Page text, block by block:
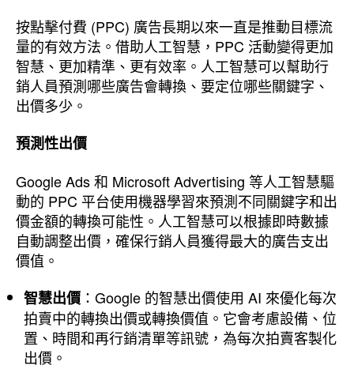
按點擊付費 (PPC) 廣告長期以來一直是推動目標流
量的有效方法。借助人工智慧，PPC 活動變得更加
智慧、更加精準、更有效率。人工智慧可以幫助行
銷人員預測哪些廣告會轉換、要定位哪些關鍵字、
出價多少。
預測性出價
Google Ads 和 Microsoft Advertising 等人工智慧驅
動的 PPC 平台使用機器學習來預測不同關鍵字和出
價金額的轉換可能性。人工智慧可以根據即時數據
自動調整出價，確保行銷人員獲得最大的廣告支出
價值。
智慧出價 ：Google 的智慧出價使用 AI 來優化每次
拍賣中的轉換出價或轉換價值。它會考慮設備、位
置、時間和再行銷清單等訊號，為每次拍賣客製化
出價。